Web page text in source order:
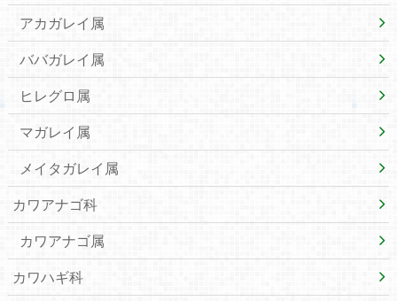
アカガレイ属
ババガレイ属
ヒレグロ属
マガレイ属
メイタガレイ属
カワアナゴ科
カワアナゴ属
カワハギ科